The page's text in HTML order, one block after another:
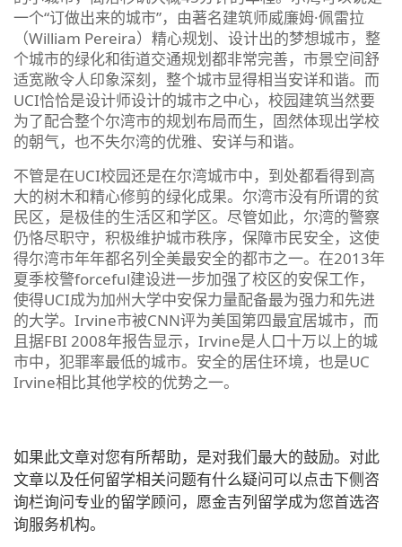
一个“订做出来的城市”，由著名建筑师威廉姆·佩雷拉
（William Pereira）精心规划、设计出的梦想城市，整
个城市的绿化和街道交通规划都非常完善，市景空间舒
适宽敞令人印象深刻，整个城市显得相当安详和谐。而
UCI恰恰是设计师设计的城市之中心，校园建筑当然要
为了配合整个尔湾市的规划布局而生，固然体现出学校
的朝气，也不失尔湾的优雅、安详与和谐。
不管是在UCI校园还是在尔湾城市中，到处都看得到高
大的树木和精心修剪的绿化成果。尔湾市没有所谓的贫
民区，是极佳的生活区和学区。尽管如此，尔湾的警察
仍恪尽职守，积极维护城市秩序，保障市民安全，这使
得尔湾市年年都名列全美最安全的都市之一。在2013年
夏季校警forceful建设进一步加强了校区的安保工作，
使得UCI成为加州大学中安保力量配备最为强力和先进
的大学。Irvine市被CNN评为美国第四最宜居城市，而
且据FBI 2008年报告显示，Irvine是人口十万以上的城
市中，犯罪率最低的城市。安全的居住环境，也是UC
Irvine相比其他学校的优势之一。
如果此文章对您有所帮助，是对我们最大的鼓励。对此
文章以及任何留学相关问题有什么疑问可以点击下侧咨
询栏询问专业的留学顾问，愿金吉列留学成为您首选咨
询服务机构。